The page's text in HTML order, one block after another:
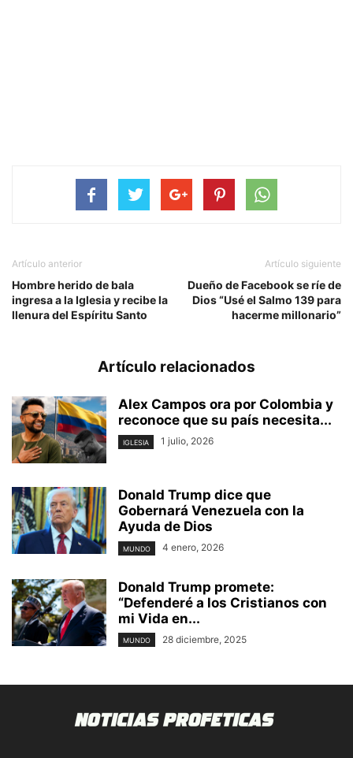
Artículo anterior
Hombre herido de bala
ingresa a la Iglesia y recibe la
llenura del Espíritu Santo
Artículo siguiente
Dueño de Facebook se ríe de
Dios “Usé el Salmo 139 para
hacerme millonario”
Artículo relacionados
Alex Campos ora por Colombia y
reconoce que su país necesita...
IGLESIA 1 julio, 2026
Donald Trump dice que
Gobernará Venezuela con la
Ayuda de Dios
MUNDO 4 enero, 2026
Donald Trump promete:
“Defenderé a los Cristianos con
mi Vida en...
MUNDO 28 diciembre, 2025